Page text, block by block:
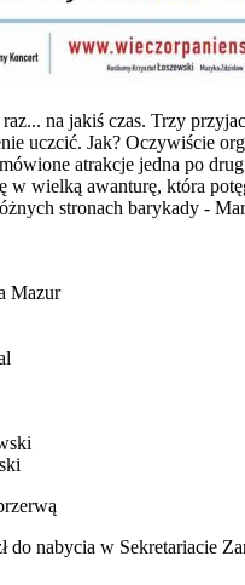
na jakiś czas. Trzy
uczcić. Jak? Oczywiście
atrakcje jedna po
w wielką awanturę, która
stronach barykady -
Mazur
do nabycia w Sekretariacie